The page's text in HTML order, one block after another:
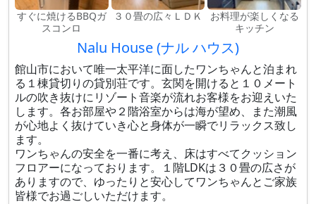
すぐに焼けるBBQガ
スコンロ
３０畳の広々ＬＤＫ
お料理が楽しくなる
キッチン
Nalu House (ナル ハウス)
館山市において唯一太平洋に面したワンちゃんと泊まれ
る１棟貸切りの貸別荘です。玄関を開けると１０メート
ルの吹き抜けにリゾート音楽が流れお客様をお迎えいた
します。各お部屋や２階浴室からは海が望め、また潮風
が心地よく抜けていき心と身体が一瞬でリラックス致し
ます。
ワンちゃんの安全を一番に考え、床はすべてクッション
フロアーになっております。１階LDKは３０畳の広さが
ありますので、ゆったりと安心してワンちゃんとご家族
皆様でお過ごしいただけます。